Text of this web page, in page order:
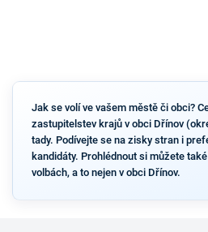
Jak se volí ve vašem městě či obci?
zastupitelstev krajů v obci Dřínov
tady. Podívejte se na zisky stran i
kandidáty. Prohlédnout si můžete
volbách, a to nejen v obci Dřínov.